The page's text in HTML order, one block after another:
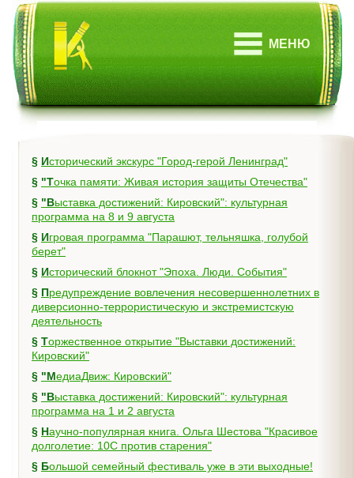
МЕНЮ
§
Исторический экскурс "Город-герой Ленинград"
§
"Точка памяти: Живая история защиты Отечества"
§ "Выставка достижений: Кировский": культурная
программа на 8 и 9 августа
§ Игровая программа "Парашют, тельняшка, голубой
берет"
§
Исторический блокнот "Эпоха. Люди. События"
§ Предупреждение вовлечения несовершеннолетних в
диверсионно-террористическую и экстремистскую
деятельность
§ Торжественное открытие "Выставки достижений:
Кировский"
§
"МедиаДвиж: Кировский"
§ "Выставка достижений: Кировский": культурная
программа на 1 и 2 августа
§ Научно-популярная книга. Ольга Шестова "Красивое
долголетие: 10C против старения"
§
Большой семейный фестиваль уже в эти выходные!